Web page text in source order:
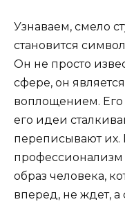
Узнаваем, смело
становится
Он не просто
сфере, он
воплощением. Его
его идеи
переписывают их.
профессионализм
образ человека,
вперед, не ждет, а